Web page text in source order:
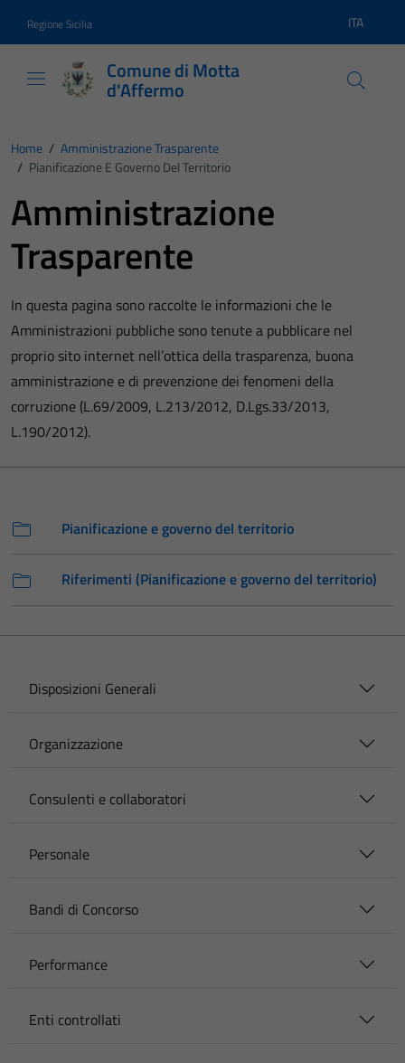
Regione Sicilia Lingua
ITA
Comune di Motta
d'Affermo
Home / Amministrazione Trasparente
/ Pianificazione E Governo Del Territorio
Amministrazione
Trasparente
In questa pagina sono raccolte le informazioni che le
Amministrazioni pubbliche sono tenute a pubblicare nel
proprio sito internet nell’ottica della trasparenza, buona
amministrazione e di prevenzione dei fenomeni della
corruzione (L.69/2009, L.213/2012, D.Lgs.33/2013,
L.190/2012).
Pianificazione e governo del territorio
Riferimenti (Pianificazione e governo del territorio)
Disposizioni Generali
Organizzazione
Consulenti e collaboratori
Personale
Bandi di Concorso
Performance
Enti controllati